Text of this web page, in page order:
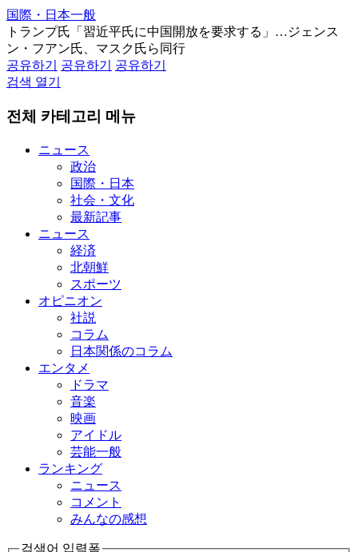
国際・日本一般
トランプ氏「習近平氏に中国開放を要求する」…ジェンス
ン・フアン氏、マスク氏ら同行
공유하기
공유하기
공유하기
검색 열기
전체 카테고리 메뉴
ニュース
政治
国際・日本
社会・文化
最新記事
ニュース
経済
北朝鮮
スポーツ
オピニオン
社説
コラム
日本関係のコラム
エンタメ
ドラマ
音楽
映画
アイドル
芸能一般
ランキング
ニュース
コメント
みんなの感想
검색어 입력폼